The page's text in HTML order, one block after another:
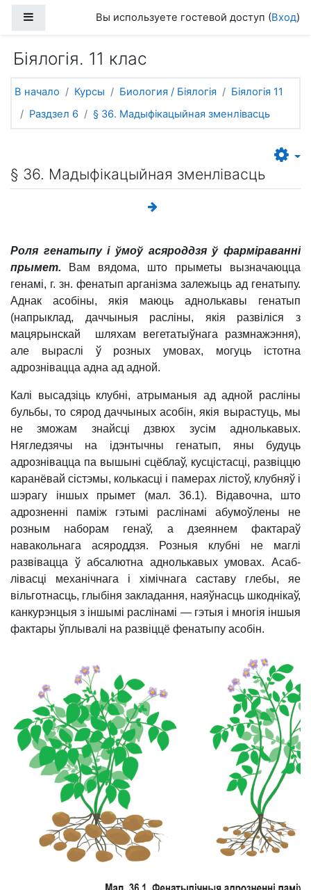
Боковая панельВы используете гостевой доступ (Вход)
Біялогія. 11 клас
В начало Курсы Биология / Біялогія
Біялогія 11
Раздзел 6
§ 36. Мадыфікацыйная зменлівасць
§ 36. Мадыфікацыйная зменлівасць
Роля генатыпу і ўмоў асяроддзя ў фарміраванні
прымет.
Вам вядома, што прыметы вызначаюцца
генамі, г. зн. фенатып арганізма залежыць ад генатыпу.
Аднак асобіны, якія маюць аднолькавы генатып
(напрыклад, даччыныя расліны, якія развіліся з
мацярынскай шляхам вегетатыўнага размнажэння),
але выраслі ў розных умовах, могуць істотна
адрознівацца адна ад адной.
Калі высадзіць клубні, атрыманыя ад адной расліны
бульбы, то сярод даччыных асобін, якія вырастуць, мы
не зможам знайсці дзвюх зусім аднолькавых.
Нягледзячы на ідэнтычны генатып, яны будуць
адрознівацца па вышыні сцёблаў, кусцістасці, развіццю
каранёвай сістэмы, колькасці і памерах лістоў, клубняў і
шэрагу іншых прымет (мал. 36.1). Відавочна, што
адрозненні паміж гэтымі раслінамі абумоўлены не
розным наборам генаў, а дзеяннем фактараў
навакольнага асяроддзя. Розныя клубні не маглі
развівацца ў абсалютна аднолькавых умовах. Асаб­
лівасці механічнага і хімічнага саставу глебы, яе
вільготнасць, глыбіня закладання, наяўнасць шкоднікаў,
канкурэнцыя з іншымі раслінамі — гэтыя і многія іншыя
фактары ўплывалі на развіццё фенатыпу асобін.